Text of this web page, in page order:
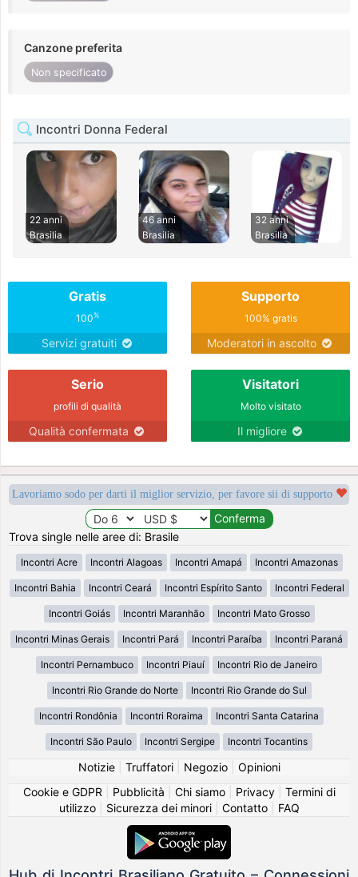
Canzone preferita
Non specificato
Incontri Donna Federal
22 anni
Brasilia
46 anni
Brasilia
32 anni
Brasilia
Gratis
100%
Servizi gratuiti
Supporto
100% gratis
Moderatori in ascolto
Serio
profili di qualità
Qualità confermata
Visitatori
Molto visitato
Il migliore
Lavoriamo sodo per darti il miglior servizio, per favore sii di supporto
Trova single nelle aree di: Brasile
Incontri Acre Incontri Alagoas Incontri Amapá Incontri Amazonas
Incontri Bahia Incontri Ceará Incontri Espírito Santo Incontri Federal
Incontri Goiás Incontri Maranhão Incontri Mato Grosso
Incontri Minas Gerais Incontri Pará Incontri Paraíba Incontri Paraná
Incontri Pernambuco Incontri Piauí Incontri Rio de Janeiro
Incontri Rio Grande do Norte Incontri Rio Grande do Sul
Incontri Rondônia Incontri Roraima Incontri Santa Catarina
Incontri São Paulo Incontri Sergipe Incontri Tocantins
Notizie| Truffatori| Negozio| Opinioni
Cookie e GDPR
Pubblicità Chi siamo| Privacy| Termini di
utilizzo| Sicurezza dei minori| Contatto| FAQ